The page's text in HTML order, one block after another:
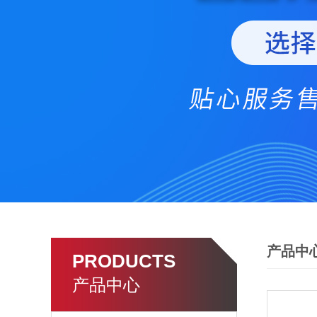
PRODUCTS
产品中心
产品中